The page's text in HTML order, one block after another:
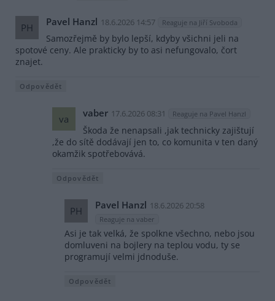
PH Pavel Hanzl 18.6.2026 14:57 Reaguje na Jiří Svoboda
Samozřejmě by bylo lepší, kdyby všichni jeli na
spotové ceny. Ale prakticky by to asi nefungovalo, čort
znajet.
Odpovědět
va vaber 17.6.2026 08:31 Reaguje na Pavel Hanzl
Škoda že nenapsali ,jak technicky zajištují
,že do sítě dodávají jen to, co komunita v ten daný
okamžik spotřebovává.
Odpovědět
PH Pavel Hanzl 18.6.2026 20:58
Reaguje na vaber
Asi je tak velká, že spolkne všechno, nebo jsou
domluveni na bojlery na teplou vodu, ty se
programují velmi jdnoduše.
Odpovědět